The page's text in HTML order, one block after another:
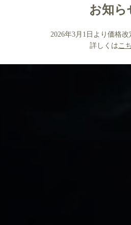
お知ら
2026年3月1日より価格改
詳しくはこ